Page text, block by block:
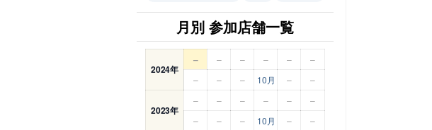
月別 参加店舗一覧
2024年
– – – – –
–
–
– – 10月 – –
2023年
– – – – –
–
–
– – 10月 – –